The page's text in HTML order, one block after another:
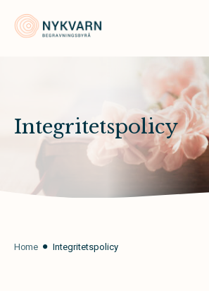
Nykvarn Begravningsbyrå
Integritetspolicy
Home Integritetspolicy